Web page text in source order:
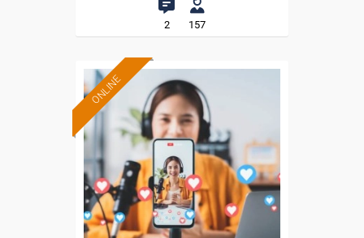
2 157
ONLINE